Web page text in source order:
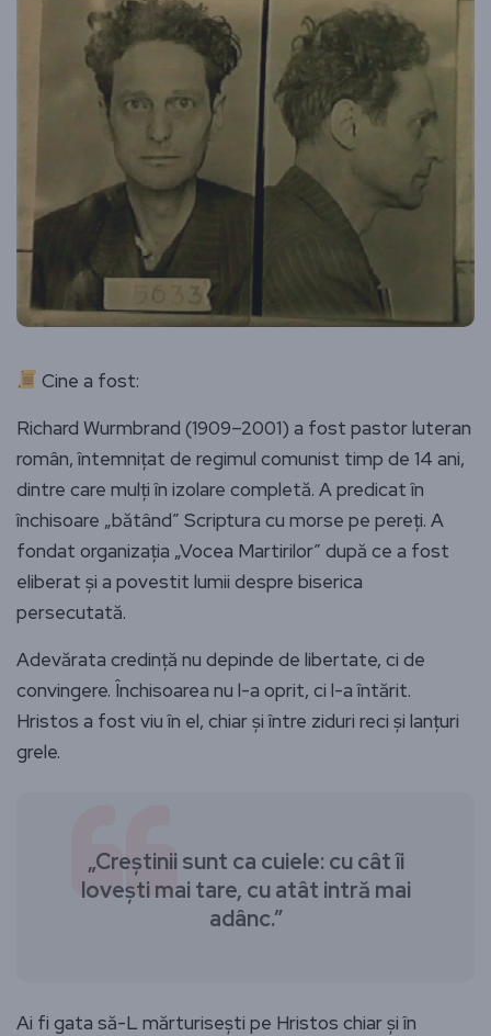
Cine a fost:
Richard Wurmbrand (1909–2001) a fost pastor luteran
român, întemnițat de regimul comunist timp de 14 ani,
dintre care mulți în izolare completă. A predicat în
închisoare „bătând” Scriptura cu morse pe pereți. A
fondat organizația „Vocea Martirilor” după ce a fost
eliberat și a povestit lumii despre biserica
persecutată.
Adevărata credință nu depinde de libertate, ci de
convingere. Închisoarea nu l-a oprit, ci l-a întărit.
Hristos a fost viu în el, chiar și între ziduri reci și lanțuri
grele.
„Creștinii sunt ca cuiele: cu cât îi
lovești mai tare, cu atât intră mai
adânc.”
Ai fi gata să-L mărturisești pe Hristos chiar și în